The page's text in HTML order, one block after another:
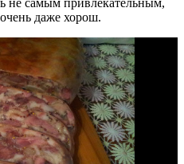
даже хорош.